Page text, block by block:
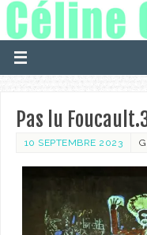
Pas lu
10 SEPTEMBRE 2023